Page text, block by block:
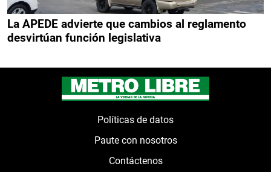
La APEDE advierte que cambios al reglamento
desvirtúan función legislativa
Políticas de datos
Paute con nosotros
Contáctenos